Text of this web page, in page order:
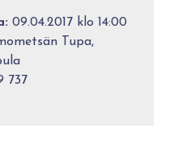
09.04.2017 klo 14:00
Tupa,
737